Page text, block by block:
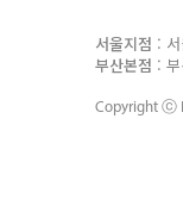
서울지점 :
부산본점 :
Copyright ⓒ